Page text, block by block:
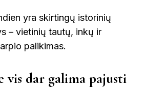
yra skirtingų istorinių
– vietinių tautų, inkų ir
palikimas.
vis dar galima pajusti